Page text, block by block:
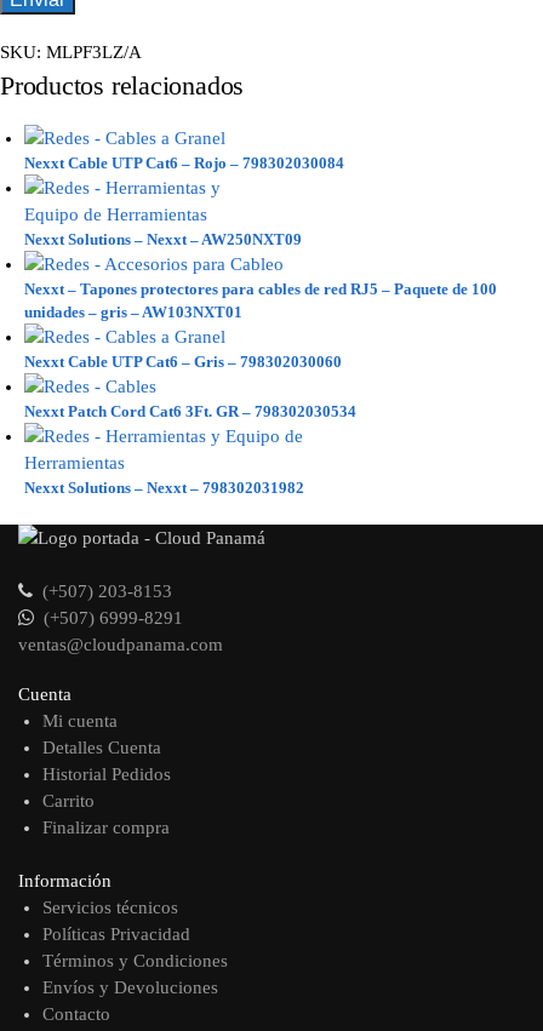
SKU: MLPF3LZ/A
Productos relacionados
Nexxt Cable UTP Cat6 – Rojo – 798302030084
Nexxt Solutions – Nexxt – AW250NXT09
Nexxt – Tapones protectores para cables de red RJ5 – Paquete de 100
unidades – gris – AW103NXT01
Nexxt Cable UTP Cat6 – Gris – 798302030060
Nexxt Patch Cord Cat6 3Ft. GR – 798302030534
Nexxt Solutions – Nexxt – 798302031982
(+507) 203-8153
(+507) 6999-8291
ventas@cloudpanama.com
Cuenta
Mi cuenta
Detalles Cuenta
Historial Pedidos
Carrito
Finalizar compra
Información
Servicios técnicos
Políticas Privacidad
Términos y Condiciones
Envíos y Devoluciones
Contacto